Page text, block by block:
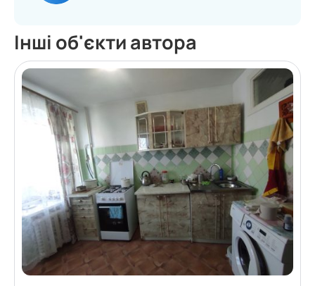
Інші об'єкти автора